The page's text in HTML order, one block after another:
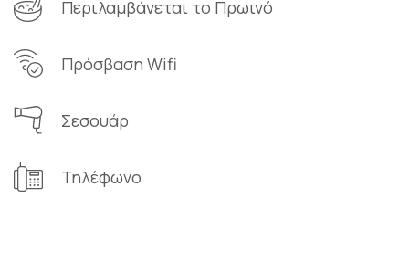
Περιλαμβάνεται το Πρωινό
Πρόσβαση Wifi
Σεσουάρ
Τηλέφωνο